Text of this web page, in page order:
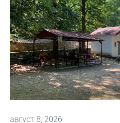
август 8, 2026